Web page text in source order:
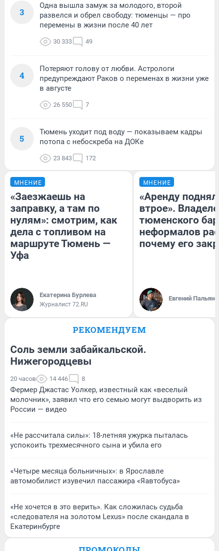
3
Одна вышла замуж за молодого, второй
развелся и обрел свободу: тюменцы — про
перемены в жизни после 40 лет
30 333 49
4
Потеряют голову от любви. Астрологи
предупреждают Раков о переменах в жизни уже
в августе
26 550 7
5
Тюмень уходит под воду — показываем кадры
потопа с небоскреба на ДОКе
23 843 172
МНЕНИЕ
«Заезжаешь на
заправку, а там по
нулям»: смотрим, как
дела с топливом на
маршруте Тюмень —
Уфа
Екатерина Бурлева
Журналист 72.RU
МНЕНИЕ
«Аренду
втрое».
тюменского
неформалов
почему его
Евгений
РЕКОМЕНДУЕМ
Соль земли забайкальской.
Нижегородцевы
20 часов 14 446 8
Фермер Джастас Уолкер, известный как «веселый
молочник», заявил что его семью могут выдворить из
России — видео
«Не рассчитала силы»: 18-летняя ужурка пыталась
успокоить трехмесячного сына и убила его
«Четыре месяца больничных»: в Ярославле
автомобилист изувечил пассажира «Яавтобуса»
«Не хочется в это верить». Как сложилась судьба
«следователя на золотом Lexus» после скандала в
Екатеринбурге